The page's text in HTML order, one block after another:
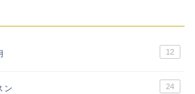
12
ン 24